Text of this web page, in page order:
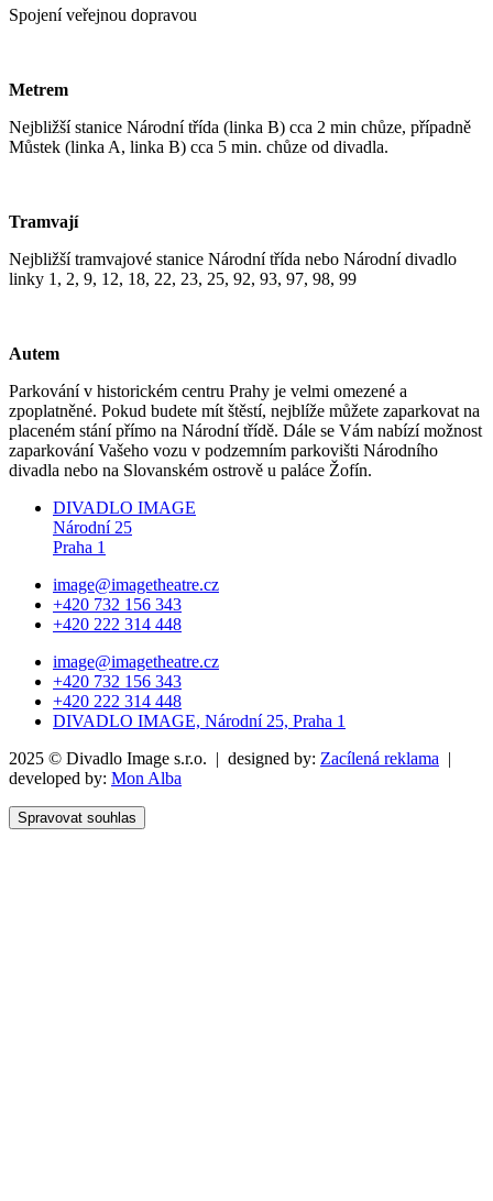
Spojení veřejnou dopravou
Metrem
Nejbližší stanice Národní třída (linka B) cca 2 min chůze, případně
Můstek (linka A, linka B) cca 5 min. chůze od divadla.
Tramvají
Nejbližší tramvajové stanice Národní třída nebo Národní divadlo
linky 1, 2, 9, 12, 18, 22, 23, 25, 92, 93, 97, 98, 99
Autem
Parkování v historickém centru Prahy je velmi omezené a
zpoplatněné. Pokud budete mít štěstí, nejblíže můžete zaparkovat na
placeném stání přímo na Národní třídě. Dále se Vám nabízí možnost
zaparkování Vašeho vozu v podzemním parkovišti Národního
divadla nebo na Slovanském ostrově u paláce Žofín.
DIVADLO IMAGE
Národní 25
Praha 1
image@imagetheatre.cz
+420 732 156 343
+420 222 314 448
image@imagetheatre.cz
+420 732 156 343
+420 222 314 448
DIVADLO IMAGE, Národní 25, Praha 1
2025 © Divadlo Image s.r.o. | designed by: Zacílená reklama
developed by: Mon Alba
Spravovat souhlas